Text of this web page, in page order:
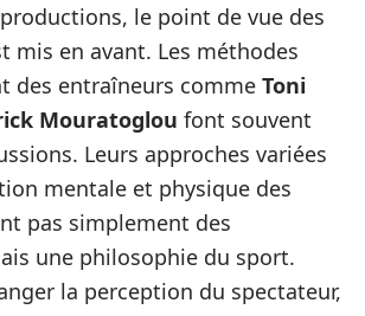
productions, le point de vue des
mis en avant. Les méthodes
des entraîneurs comme Toni
Mouratoglou font souvent
Leurs approches variées
mentale et physique des
pas simplement des
une philosophie du sport.
la perception du spectateur,